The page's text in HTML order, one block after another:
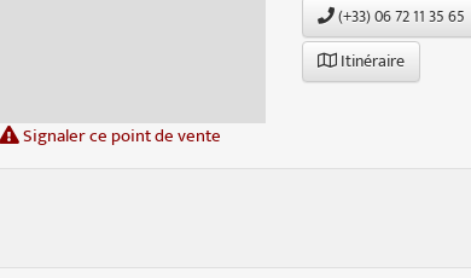
Signaler ce point de vente
(+33) 06 72 11 35 65
Itinéraire